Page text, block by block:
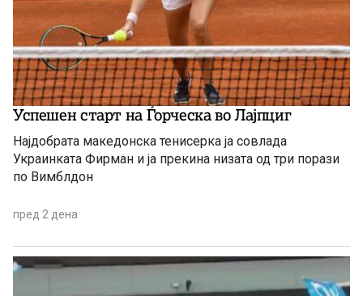
Успешен старт на Ѓорческа во Лајпциг
Најдобрата македонска тенисерка ја совлада
Украинката Фирман и ја прекина низата од три порази
по Вимблдон
пред 2 дена